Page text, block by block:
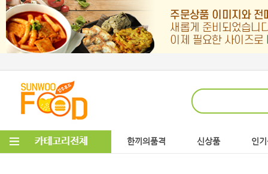
한끼의품격 신상품 인